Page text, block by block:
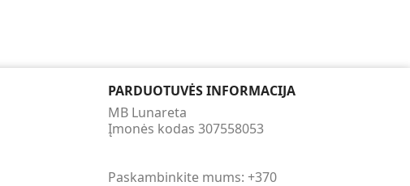
PARDUOTUVĖS INFORMACIJA
MB Lunareta
Įmonės kodas 307558053
Paskambinkite mums: +370